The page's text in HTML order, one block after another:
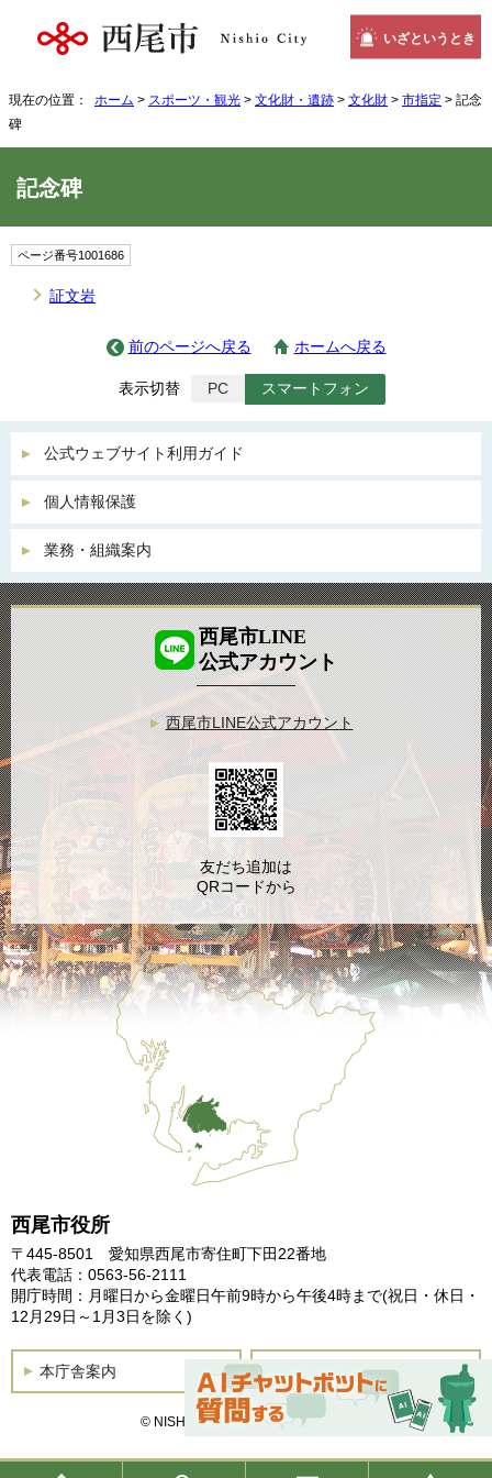
いざというとき
現在の位置： ホーム > スポーツ・観光 > 文化財・遺跡 > 文化財 > 市指定 > 記念
碑
記念碑
ページ番号1001686
証文岩
前のページへ戻る ホームへ戻る
表示切替 PC スマートフォン
公式ウェブサイト利用ガイド
個人情報保護
業務・組織案内
西尾市役所
〒445-8501 愛知県西尾市寄住町下田22番地
代表電話：0563-56-2111
開庁時間：月曜日から金曜日午前9時から午後4時まで(祝日・休日・
12月29日～1月3日を除く)
本庁舎案内 土曜開庁
© NISHIO City, All Rights Reserved.
西尾市LINE
公式アカウント
西尾市LINE公式アカウント
友だち追加は
QRコードから